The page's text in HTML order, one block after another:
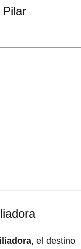
, el destino